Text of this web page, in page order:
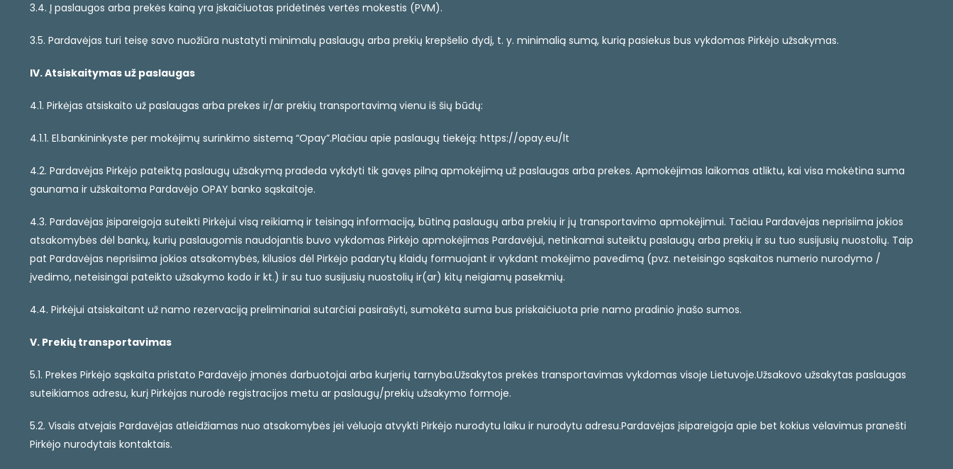
3.4. Į paslaugos arba prekės kainą yra įskaičiuotas pridėtinės vertės mokestis (PVM).
3.5. Pardavėjas turi teisę savo nuožiūra nustatyti minimalų paslaugų arba prekių krepšelio dydį, t. y. minimalią sumą, kurią pasiekus bus vykdomas Pirkėjo užsakymas.
IV. Atsiskaitymas už paslaugas
4.1. Pirkėjas atsiskaito už paslaugas arba prekes ir/ar prekių transportavimą vienu iš šių būdų:
4.1.1. El.bankininkyste per mokėjimų surinkimo sistemą “Opay”.Plačiau apie paslaugų tiekėją: https://opay.eu/lt
4.2. Pardavėjas Pirkėjo pateiktą paslaugų užsakymą pradeda vykdyti tik gavęs pilną apmokėjimą už paslaugas arba prekes. Apmokėjimas laikomas atliktu, kai visa mokėtina suma
gaunama ir užskaitoma Pardavėjo OPAY banko sąskaitoje.
4.3. Pardavėjas įsipareigoja suteikti Pirkėjui visą reikiamą ir teisingą informaciją, būtiną paslaugų arba prekių ir jų transportavimo apmokėjimui. Tačiau Pardavėjas neprisiima jokios
atsakomybės dėl bankų, kurių paslaugomis naudojantis buvo vykdomas Pirkėjo apmokėjimas Pardavėjui, netinkamai suteiktų paslaugų arba prekių ir su tuo susijusių nuostolių. Taip
pat Pardavėjas neprisiima jokios atsakomybės, kilusios dėl Pirkėjo padarytų klaidų formuojant ir vykdant mokėjimo pavedimą (pvz. neteisingo sąskaitos numerio nurodymo /
įvedimo, neteisingai pateikto užsakymo kodo ir kt.) ir su tuo susijusių nuostolių ir(ar) kitų neigiamų pasekmių.
4.4. Pirkėjui atsiskaitant už namo rezervaciją preliminariai sutarčiai pasirašyti, sumokėta suma bus priskaičiuota prie namo pradinio įnašo sumos.
V. Prekių transportavimas
5.1. Prekes Pirkėjo sąskaita pristato Pardavėjo įmonės darbuotojai arba kurjerių tarnyba.Užsakytos prekės transportavimas vykdomas visoje Lietuvoje.Užsakovo užsakytas paslaugas
suteikiamos adresu, kurį Pirkėjas nurodė registracijos metu ar paslaugų/prekių užsakymo formoje.
5.2. Visais atvejais Pardavėjas atleidžiamas nuo atsakomybės jei vėluoja atvykti Pirkėjo nurodytu laiku ir nurodytu adresu.Pardavėjas įsipareigoja apie bet kokius vėlavimus pranešti
Pirkėjo nurodytais kontaktais.